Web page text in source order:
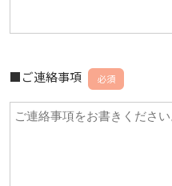
■ご連絡事項 必須